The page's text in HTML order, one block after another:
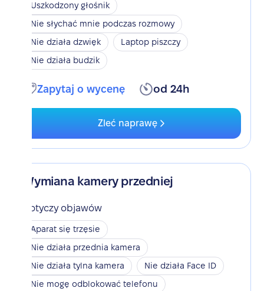
Uszkodzony głośnik
Nie słychać mnie podczas rozmowy
Nie działa dzwięk
Laptop piszczy
Nie działa budzik
Zapytaj o wycenę od 24h
Zleć naprawę
Wymiana kamery przedniej
Dotyczy objawów
Aparat się trzęsie
Nie działa przednia kamera
Nie działa tylna kamera
Nie działa Face ID
Nie mogę odblokować telefonu